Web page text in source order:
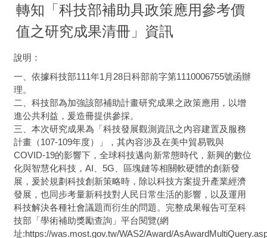
轉知「科技部補助具政策應用參考價
值之研究成果清冊」資訊
說明：
一、依據科技部111年1月28日科部前字第1110006755號函辦
理。
二、科技部為加強該部補助計畫研究成果之政策應用，以增
進公共利益，爰造冊提供參採。
三、本次研究成果為「科技發展觀測資訊之內容建置及服務
計畫（107-109年度）」，其內容涉及在美中貿易戰與
COVID-19的影響下，全球科技邁向新常態時代，新興的數位
化與智慧化科技，AI、5G、區塊鏈等相關軟硬體的創新發
展，爰於規劃科技創新策略時，除以科技方案提升產業經濟
發展，也同步考量新科技對人民日常生活的影響，以及運用
科技解決各種社會議題而衍生的問題。完整成果報告可至科
技部「學術補助獎勵查詢」平台閱覽(網
址:https://was.most.gov.tw/WAS2/Award/